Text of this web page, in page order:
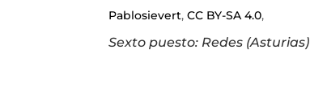
Pablosievert,CC BY-SA 4.0,
Sexto puesto: Redes (Asturias)